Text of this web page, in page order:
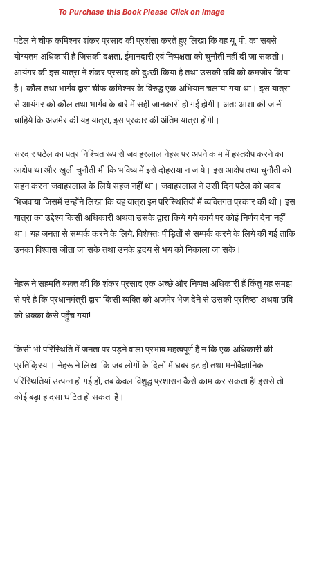
To Purchase this Book Please Click on Image
पटेल ने चीफ कमिश्नर शंकर प्रसाद की प्रशंसा करते हुए लिखा कि वह यू. पी. का सबसे
योग्यतम अधिकारी है जिसकी दक्षता, ईमानदारी एवं निष्पक्षता को चुनौती नहीं दी जा सकती।
आयंगर की इस यात्रा ने शंकर प्रसाद को दुःखी किया है तथा उसकी छवि को कमजोर किया
है। कौल तथा भार्गव द्वारा चीफ कमिश्नर के विरुद्ध एक अभियान चलाया गया था। इस यात्रा
से आयंगर को कौल तथा भार्गव के बारे में सही जानकारी हो गई होगी। अतः आशा की जानी
चाहिये कि अजमेर की यह यात्रा, इस प्रकार की अंतिम यात्रा होगी।
सरदार पटेल का पत्र निश्चित रूप से जवाहरलाल नेहरू पर अपने काम में हस्तक्षेप करने का
आक्षेप था और खुली चुनौती भी कि भविष्य में इसे दोहराया न जाये। इस आक्षेप तथा चुनौती को
सहन करना जवाहरलाल के लिये सहज नहीं था। जवाहरलाल ने उसी दिन पटेल को जवाब
भिजवाया जिसमें उन्होंने लिखा कि यह यात्रा इन परिस्थितियों में व्यक्तिगत प्रकार की थी। इस
यात्रा का उद्देश्य किसी अधिकारी अथवा उसके द्वारा किये गये कार्य पर कोई निर्णय देना नहीं
था। यह जनता से सम्पर्क करने के लिये, विशेषतः पीड़ितों से सम्पर्क करने के लिये की गई ताकि
उनका विश्वास जीता जा सके तथा उनके हृदय से भय को निकाला जा सके।
नेहरू ने सहमति व्यक्त की कि शंकर प्रसाद एक अच्छे और निष्पक्ष अधिकारी हैं किंतु यह समझ
से परे है कि प्रधानमंत्री द्वारा किसी व्यक्ति को अजमेर भेज देने से उसकी प्रतिष्ठा अथवा छवि
को धक्का कैसे पहुँच गया!
किसी भी परिस्थिति में जनता पर पड़ने वाला प्रभाव महत्वपूर्ण है न कि एक अधिकारी की
प्रतिक्रिया। नेहरू ने लिखा कि जब लोगों के दिलों में घबराहट हो तथा मनोवैज्ञानिक
परिस्थितियां उत्पन्न हो गई हों, तब केवल विशुद्ध प्रशासन कैसे काम कर सकता है! इससे तो
कोई बड़ा हादसा घटित हो सकता है।